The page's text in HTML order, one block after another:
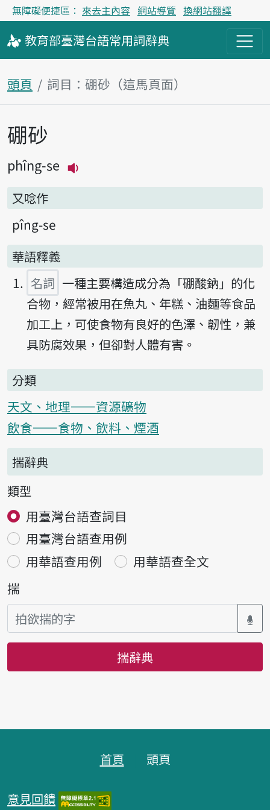
無障礙便捷區： 來去主內容 網站導覽 換網站翻譯
教育部臺灣台語常用詞辭典
頭頁 詞目：硼砂（這馬頁面）
主內容區
硼砂
phîng-se
又唸作
pîng-se
華語釋義
名詞 一種主要構造成分為「硼酸鈉」的化
合物，經常被用在魚丸、年糕、油麵等食品
加工上，可使食物有良好的色澤、韌性，兼
具防腐效果，但卻對人體有害。
分類
天文、地理——資源礦物
飲食——食物、飲料、煙酒
揣辭典
類型
用臺灣台語查詞目
用臺灣台語查用例
用華語查用例
用華語查全文
揣
揣辭典
首頁 頭頁
意見回饋